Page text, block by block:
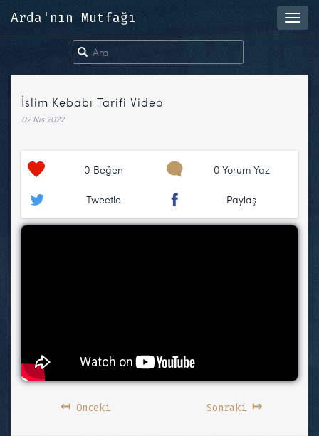
Arda'nın Mutfağı
İslim Kebabı Tarifi Video
02 Nis 2022
0 Beğen 0 Yorum Yaz
Tweetle Paylaş
↤Önceki Sonraki ↦